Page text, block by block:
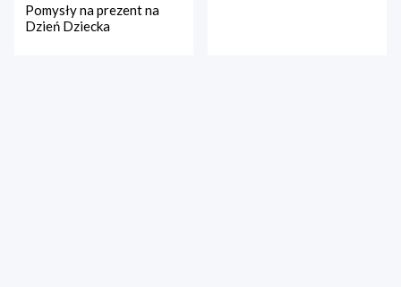
Pomysły na prezent na
Dzień Dziecka